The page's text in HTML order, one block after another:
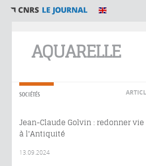
AQUARELLE
SOCIÉTÉS
Jean-Claude Golvin : redonner vie
à l'Antiquité
13.09.2024